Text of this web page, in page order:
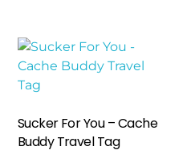
Sucker For You – Cache
Buddy Travel Tag